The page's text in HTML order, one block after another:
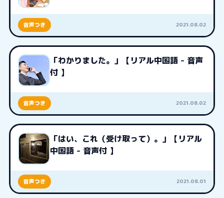
音声つき 2021.08.02
「わかりました。」【リアル中国語 - 音声
付 】
音声つき 2021.08.02
「はい、これ（受け取って）。」【リアル
中国語 - 音声付 】
音声つき 2021.08.01